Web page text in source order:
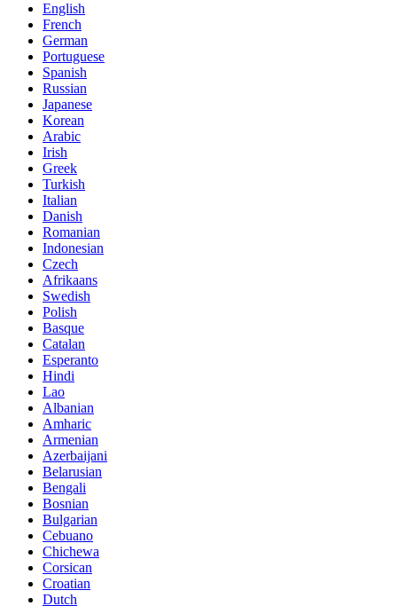
English
French
German
Portuguese
Spanish
Russian
Japanese
Korean
Arabic
Irish
Greek
Turkish
Italian
Danish
Romanian
Indonesian
Czech
Afrikaans
Swedish
Polish
Basque
Catalan
Esperanto
Hindi
Lao
Albanian
Amharic
Armenian
Azerbaijani
Belarusian
Bengali
Bosnian
Bulgarian
Cebuano
Chichewa
Corsican
Croatian
Dutch